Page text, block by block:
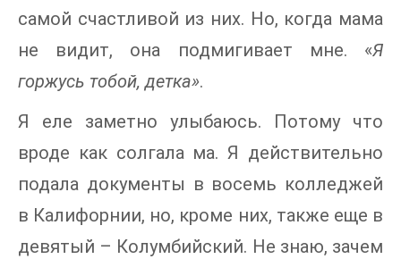
самой счастливой из них. Но, когда мама
не видит, она подмигивает мне. «Я
горжусь тобой, детка».
Я еле заметно улыбаюсь. Потому что
вроде как солгала ма. Я действительно
подала документы в восемь колледжей
в Калифорнии, но, кроме них, также еще в
девятый – Колумбийский. Не знаю, зачем